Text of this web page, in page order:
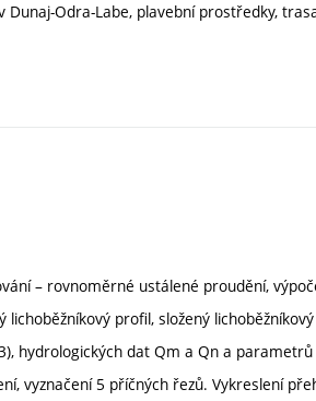
Dunaj-Odra-Labe, plavební prostředky,
– rovnoměrné ustálené proudění,
profil, složený
hydrologických dat Qm a Qn a
vyznačení 5 příčných řezů. Vykreslení